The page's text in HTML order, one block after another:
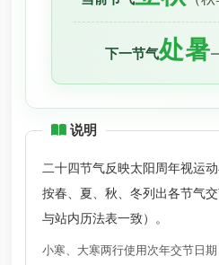
下一节气处暑
说明
二十四节气反映太阳周年视运
按春、夏、秋、冬列出各节气
与站内历法表一致）。
小寒、大寒两行使用次年交节日